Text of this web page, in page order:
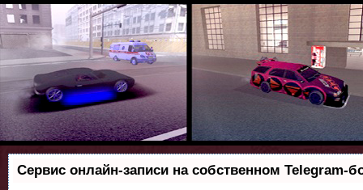
Сервис онлайн-записи на собственном Telegram-